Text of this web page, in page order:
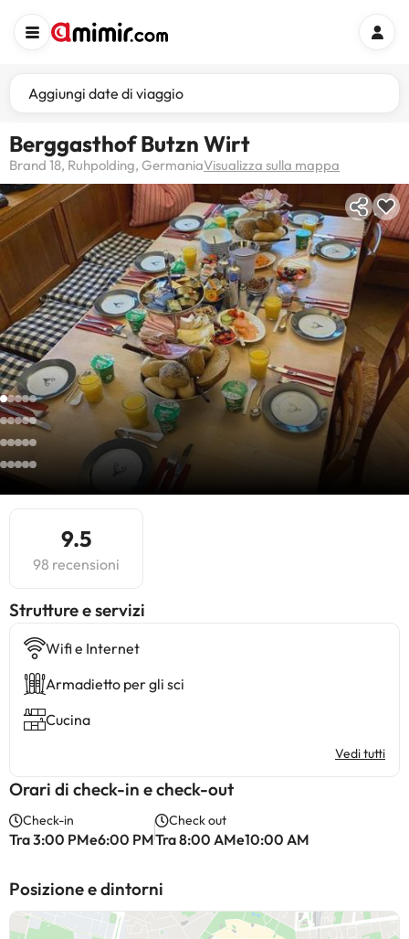
Aggiungi date di viaggio
Berggasthof Butzn Wirt
Brand 18, Ruhpolding, GermaniaVisualizza sulla mappa
9.5
98 recensioni
​Strutture e servizi
Wifi e Internet
Armadietto per gli sci
Cucina
Vedi tutti
Orari di check-in e check-out
Check-in
Tra 3:00 PMe6:00 PM
Check out
Tra 8:00 AMe10:00 AM
Posizione e dintorni